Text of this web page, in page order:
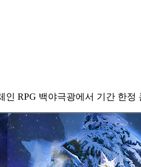
RPG 백야극광에서 기간 한